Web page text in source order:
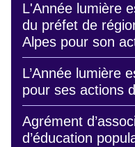
L'Année lumière
du préfet de
Alpes pour son
L’Année lumière
pour ses actions
Agrément
d’éducation